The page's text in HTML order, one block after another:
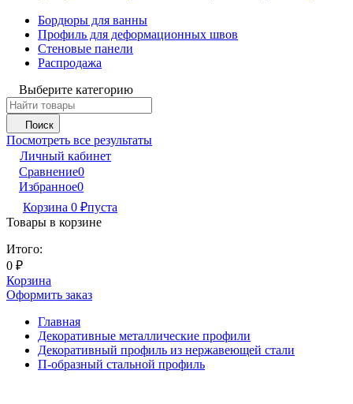
Бордюры для ванны
Профиль для деформационных швов
Стеновые панели
Распродажа
Выберите категорию
Поиск
Посмотреть все результаты
Личный кабинет
Сравнение0
Избранное0
Корзина 0 ₽пуста
Товары в корзине
Итого:
0 ₽
Корзина
Оформить заказ
Главная
Декоративные металлические профили
Декоративный профиль из нержавеющей стали
П-образный стальной профиль